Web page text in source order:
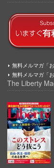
無料メルマガ「
無料メルマガ「
The Liberty